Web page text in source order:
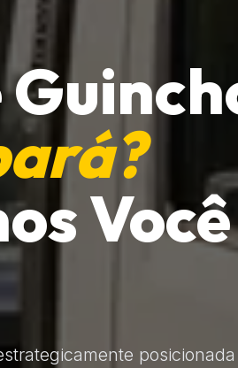
Você
posicionada